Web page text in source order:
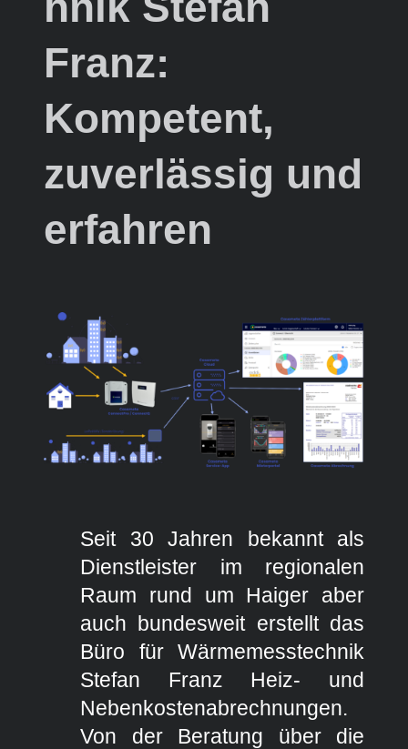
Franz:
Kompetent,
zuverlässig und
erfahren
Seit 30 Jahren bekannt als
Dienstleister im regionalen
Raum rund um Haiger aber
auch bundesweit erstellt das
Büro für Wärmemesstechnik
Stefan Franz Heiz- und
Nebenkostenabrechnungen.
Von der Beratung über die